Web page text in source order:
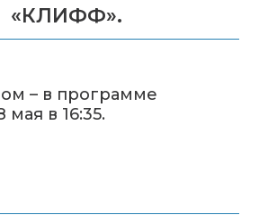
«КЛИФФ».
– в программе
мая в 16:35.